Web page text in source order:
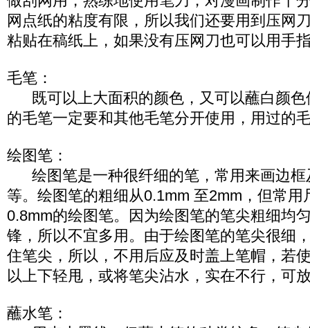
网点纸的粘度有限，所以我们还要用到压网
粘贴在稿纸上，如果没有压网刀也可以用手
毛笔：
既可以上大面积的颜色，又可以蘸白颜色
的毛笔一定要和其他毛笔分开使用，用过的
绘图笔：
绘图笔是一种很纤细的笔，常用来画边框
等。绘图笔的粗细从0.1mm 至2mm，但常用
0.8mm的绘图笔。因为绘图笔的笔尖粗细均
锋，所以不宜多用。由于绘图笔的笔尖很细
住笔尖，所以，不用后应及时盖上笔帽，若
以上下轻甩，或将笔尖沾水，实在不行，可
蘸水笔：